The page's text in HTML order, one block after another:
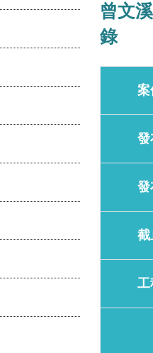
曾文
錄
案
發
發
截
工